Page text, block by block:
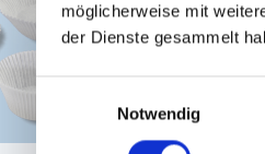
möglicherweise mit
der Dienste gesammelt
Einwilligungsauswahl
Notwendig